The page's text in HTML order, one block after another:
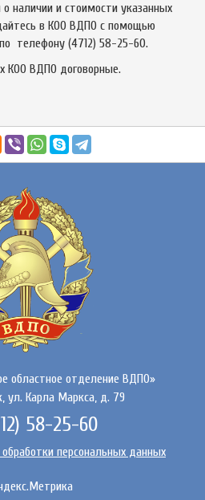
наличии и стоимости указанных
в КОО ВДПО с помощью
телефону (4712) 58-25-60.
КОО ВДПО договорные.
областное отделение ВДПО»
ул. Карла Маркса, д. 79
58-25-60
персональных данных